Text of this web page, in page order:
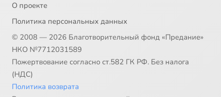
О проекте
Политика персональных данных
© 2008 — 2026 Благотворительный фонд «Предание»
НКО №7712031589
Пожертвование согласно ст.582 ГК РФ. Без налога
(НДС)
Политика возврата